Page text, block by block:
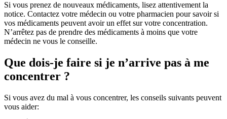
Si vous prenez de nouveaux médicaments, lisez attentivement la
notice. Contactez votre médecin ou votre pharmacien pour savoir si
vos médicaments peuvent avoir un effet sur votre concentration.
N’arrêtez pas de prendre des médicaments à moins que votre
médecin ne vous le conseille.
Que dois-je faire si je n’arrive pas à me
concentrer ?
Si vous avez du mal à vous concentrer, les conseils suivants peuvent
vous aider: